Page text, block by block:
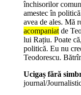
închisorilor
amestec în
avea de ales. Mă
acompaniatde
lui Rațiu. Poate
politică. Eu nu
Teodorescu.
Ucigaș fără
journal/